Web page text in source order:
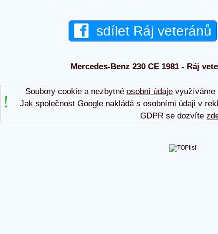
sdílet Ráj veteránů
Mercedes-Benz 230 CE 1981 - Ráj
Soubory cookie a nezbytné osobní údajevyužíváme
Jak společnost Google nakládá s osobními údaji v
GDPR se dozvíte